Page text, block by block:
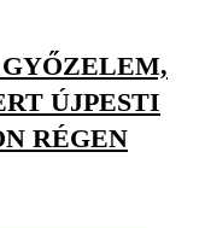
ÚJPESTI
RÉGEN